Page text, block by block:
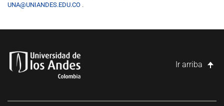
UNA@UNIANDES.EDU.CO .
Ir arriba